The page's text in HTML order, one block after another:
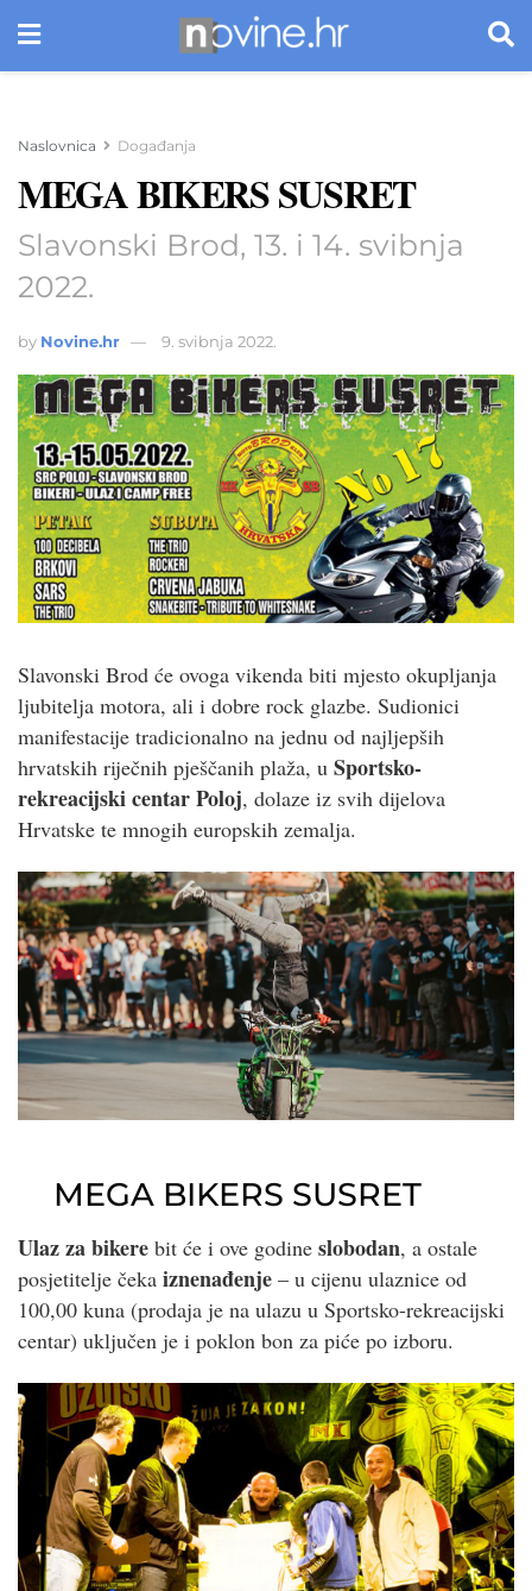
Naslovnica Događanja
MEGA BIKERS SUSRET
Slavonski Brod, 13. i 14. svibnja
2022.
by Novine.hr 9. svibnja 2022.
Slavonski Brod će ovoga vikenda biti mjesto okupljanja
ljubitelja motora, ali i dobre rock glazbe. Sudionici
manifestacije tradicionalno na jednu od najljepših
hrvatskih riječnih pješčanih plaža, u Sportsko-
rekreacijski centar Poloj, dolaze iz svih dijelova
Hrvatske te mnogih europskih zemalja.
MEGA BIKERS SUSRET
Ulaz za bikere bit će i ove godine slobodan, a ostale
posjetitelje čeka iznenađenje – u cijenu ulaznice od
100,00 kuna (prodaja je na ulazu u Sportsko-rekreacijski
centar) uključen je i poklon bon za piće po izboru.